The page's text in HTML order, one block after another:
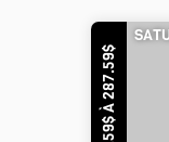
DE 81.59$ À 287.59$